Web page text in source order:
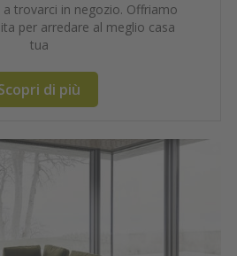
a trovarci in negozio. Offriamo
per arredare al meglio casa
tua
di più